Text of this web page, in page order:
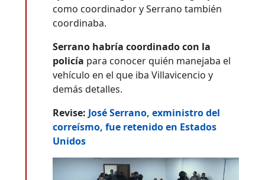
como coordinador y Serrano también
coordinaba.
Serrano habría coordinado con la
policía para conocer quién manejaba el
vehículo en el que iba Villavicencio y
demás detalles.
Revise: José Serrano, exministro del
correísmo, fue retenido en Estados
Unidos